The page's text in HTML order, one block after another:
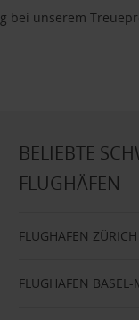
bei unserem
BELIEBTE
FLUGHÄFEN
FLUGHAFEN ZÜRICH
FLUGHAFEN